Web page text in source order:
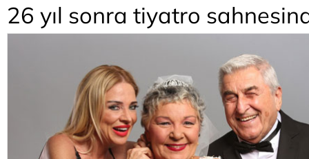
26 yıl sonra tiyatro